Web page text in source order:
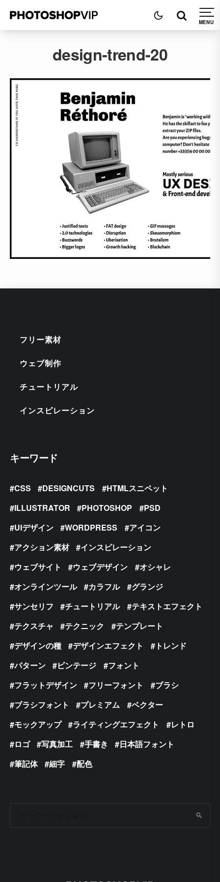
design-trend-20
フリー素材
ウェブ制作
チュートリアル
インスピレーション
キーワード
CSS DESIGNCUTS
HTMLスニペット
ILLUSTRATOR
PHOTOSHOP
PSD
UIデザイン
WORDPRESS
アイコン
アクション素材
インスピレーション
ウェブサイト
ウェブデザイン
オシャレ
オンラインツール
カラフル
グランジ
サンセリフ
チュートリアル
テキストエフェクト
テクスチャ
テクニック
テンプレート
デザインの種
デザインエフェクト
トレンド
パターン
ビンテージ
フォント
フラットデザイン
フリーフォント
ブラシ
ブラシフォント
プレミアム
ベクター
モックアップ
ライティングエフェクト
レトロ
ロゴ
写真加工 手書き
日本語フォント
筆記体
細字 配色